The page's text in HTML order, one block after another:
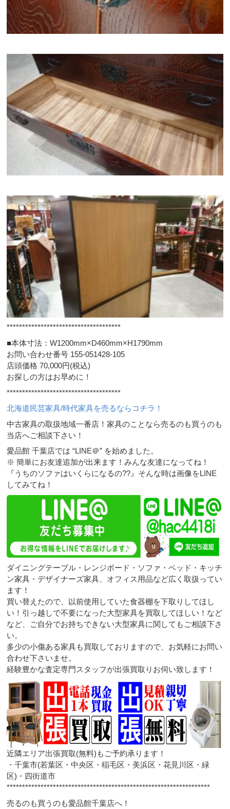
*************************************
■本体寸法：W1200mm×D460mm×H1790mm
お問い合わせ番号 155-051428-105
店頭価格 70,000円(税込)
お探しの方はお早めに！
*************************************
北海道民芸家具/時代家具を売るならコチラ！
中古家具の取扱地域一番店！家具のことなら売るのも買うのも
当店へご相談下さい！
愛品館 千葉店では “LINE＠” を始めました。
※ 簡単にお友達追加が出来ます！みんな友達になってね！
『うちのソファはいくらになるの??』そんな時は画像をLINE
してみてね！
ダイニングテーブル・レンジボード・ソファ・ベッド・キッチ
ン家具・デザイナーズ家具、オフィス用品など広く取扱ってい
ます！
買い替えたので、以前使用していた食器棚を下取りしてほし
い！引っ越しで不要になった大型家具を買取してほしい！など
など、ご自分でお持ちできない大型家具に関してもご相談下さ
い。
多少の小傷ある家具も買取しておりますので、お気軽にお問い
合わせ下さいませ。
経験豊かな査定専門スタッフが出張買取りお伺い致します！
近隣エリア出張買取(無料)もご予約承ります！
・千葉市(若葉区・中央区・稲毛区・美浜区・花見川区・緑
区)・四街道市
******************************************************************
売るのも買うのも愛品館千葉店へ！